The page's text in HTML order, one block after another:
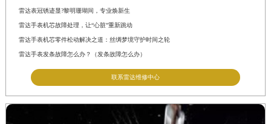
雷达表冠锈迹显?黎明珊瑚间，专业焕新生
雷达手表机芯故障处理，让“心脏”重新跳动
雷达手表机芯零件松动解决之道：丝绸梦境守护时间之轮
雷达手表发条故障怎么办？（发条故障怎么办）
联系雷达维修中心